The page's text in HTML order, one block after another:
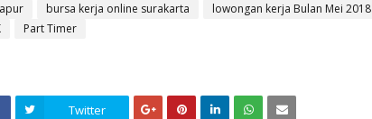
bursa kerja online surakarta
lowongan kerja Bulan Mei 2018
Part Timer
Twitter